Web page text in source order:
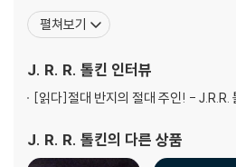
3 반지는 남쪽으로
5 크하잣둠의 다리
6 로슬로리엔
8 로리엔이여 안녕
9 안두인대하
세계에 언어의 고찰과 문학의 새 지평을 열
년 남아프리카에서 태어나 네 살 때 가족
을 키웠으며 '요정'들의 언어를 만들면서
펼쳐보기
J. R. R. 톨킨 인터뷰
[읽다]절대 반지의 절대 주인! - J.R.R.
J. R. R. 톨킨의 다른 상품